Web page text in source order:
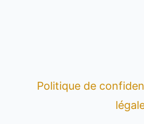
Politique de